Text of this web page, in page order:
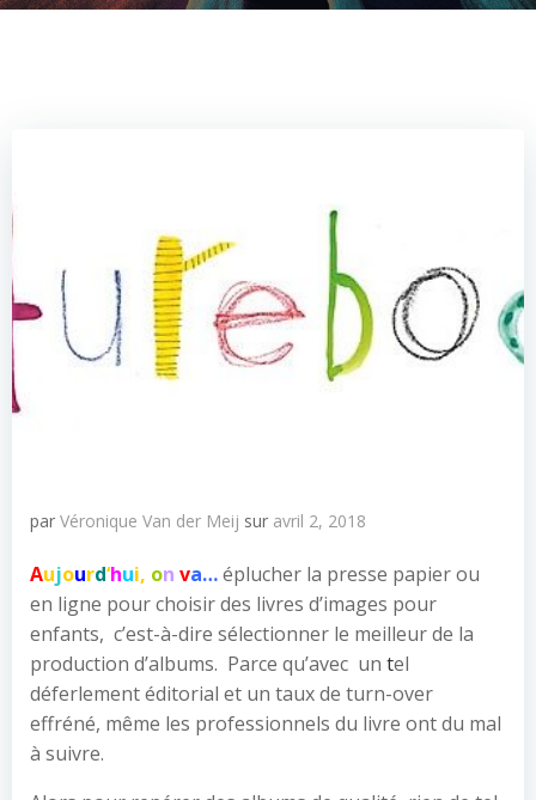
par Véronique Van der Meij sur avril 2, 2018
Aujourd‘hui, on va…éplucher la presse papier ou
en ligne pour choisir des livres d’images pour
enfants, c’est-à-dire sélectionner le meilleur de la
production d’albums. Parce qu’avec un tel
déferlement éditorial et un taux de turn-over
effréné, même les professionnels du livre ont du mal
à suivre.